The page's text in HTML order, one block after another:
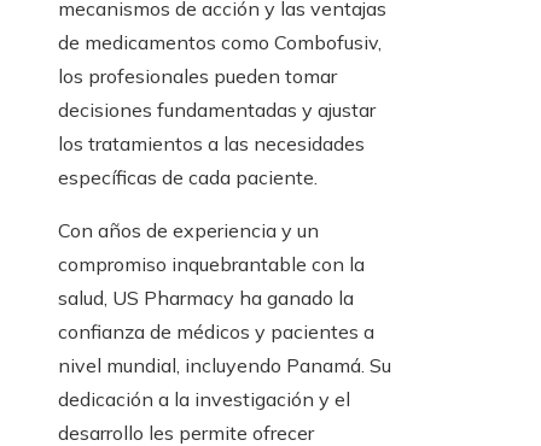
mecanismos de acción y las ventajas
de medicamentos como Combofusiv,
los profesionales pueden tomar
decisiones fundamentadas y ajustar
los tratamientos a las necesidades
específicas de cada paciente.
Con años de experiencia y un
compromiso inquebrantable con la
salud, US Pharmacy ha ganado la
confianza de médicos y pacientes a
nivel mundial, incluyendo Panamá. Su
dedicación a la investigación y el
desarrollo les permite ofrecer